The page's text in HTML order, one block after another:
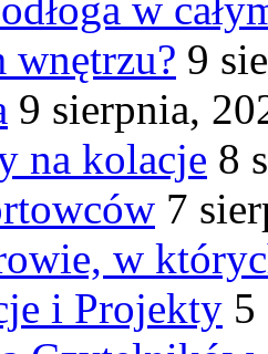
w
wnętrzu? 9
9 sierpnia,
na kolacje 8
7
w
i Projekty 5